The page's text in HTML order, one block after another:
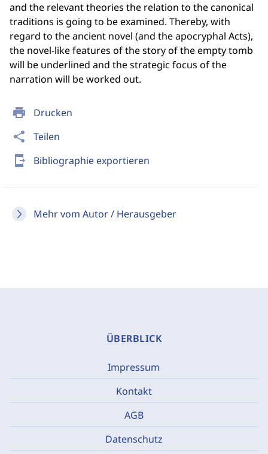
print Drucken
share Teilen
send_to_mobile Bibliographie exportieren
Mehr vom Autor / Herausgeber
and the relevant theories the relation to the canonical
traditions is going to be examined. Thereby, with
regard to the ancient novel (and the apocryphal Acts),
the novel-like features of the story of the empty tomb
will be underlined and the strategic focus of the
narration will be worked out.
ÜBERBLICK
Impressum
Kontakt
AGB
Datenschutz